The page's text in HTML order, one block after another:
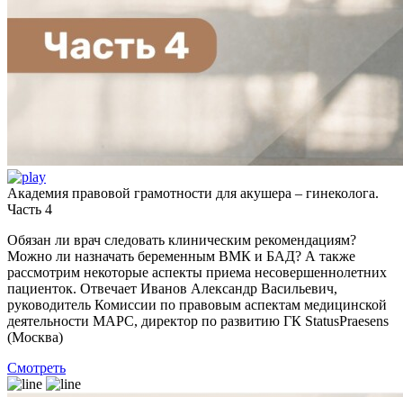
Академия правовой грамотности для акушера – гинеколога.
Часть 4
Обязан ли врач следовать клиническим рекомендациям?
Можно ли назначать беременным ВМК и БАД? А также
рассмотрим некоторые аспекты приема несовершеннолетних
пациенток. Отвечает Иванов Александр Васильевич,
руководитель Комиссии по правовым аспектам медицинской
деятельности МАРС, директор по развитию ГК StatusPraesens
(Москва)
Смотреть